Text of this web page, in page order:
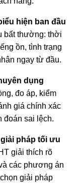
hiện ban đầu
bất thường: thời
ồn, tình trạng
ngay từ đầu.
dụng
đo áp, kiểm
giá chính xác
đoán sai lệch.
pháp tối ưu
giải thích rõ
các phương án
giải pháp